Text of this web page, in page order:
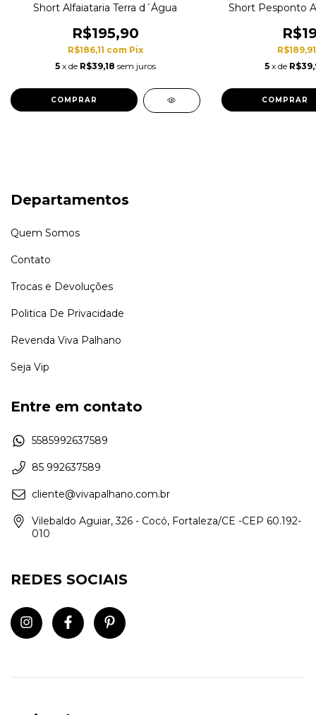
Short Alfaiataria Terra d´Água
R$195,90
R$186,11 com Pix
5 x de R$39,18 sem juros
COMPRAR
Short Pesponto
5 x de
COMPRAR
Departamentos
Quem Somos
Contato
Trocas e Devoluções
Politica De Privacidade
Revenda Viva Palhano
Seja Vip
Entre em contato
5585992637589
85 992637589
cliente@vivapalhano.com.br
Vilebaldo Aguiar, 326 - Cocó, Fortaleza/CE -CEP 60.192-
010
REDES SOCIAIS